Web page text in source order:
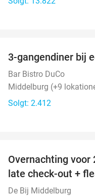
3-gangendiner bij
Bar Bistro DuCo
Middelburg (+9
Solgt: 2.412
Overnachting voor
late check-out +
De Bij Middelburg